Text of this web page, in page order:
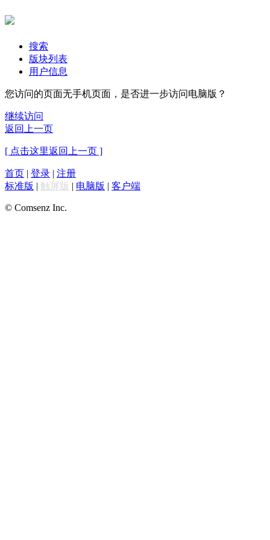
搜索
版块列表
用户信息
您访问的页面无手机页面，是否进一步访问电脑版？
继续访问
返回上一页
[ 点击这里返回上一页 ]
首页 | 登录 | 注册
标准版 | 触屏版 | 电脑版 | 客户端
© Comsenz Inc.